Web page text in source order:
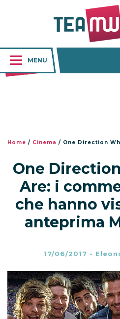
MENU
Home / Cinema / One Direction Where We Are: i
One
Are: i
che hanno
anteprima
17/06/2017 -